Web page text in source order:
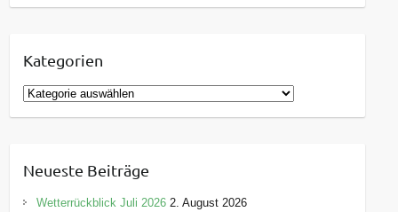
Kategorien
K
a
g
o
Neueste Beiträge
Wetterrückblick Juli 2026 2. August 2026